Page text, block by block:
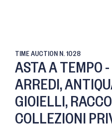
TIME AUCTION N. 1028
ASTA A TEMPO
ARREDI,
GIOIELLI,
COLLEZIONI